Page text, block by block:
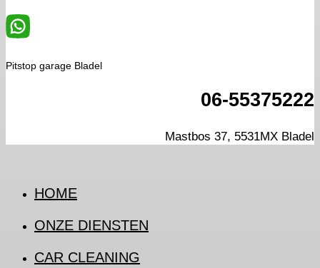
Pitstop garage Bladel
06-55375222
Mastbos 37, 5531MX Bladel
HOME
ONZE DIENSTEN
CAR CLEANING